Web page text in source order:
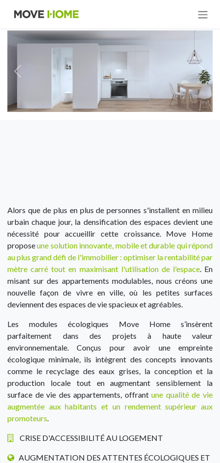
Alors que de plus en plus de personnes s'installent en milieu
urbain chaque jour, la densification des espaces devient une
nécessité pour accueillir cette croissance. Move Home
proposeune solution innovante, mobile et durable qui répond
au plus grand défi de l'immobilier : optimiser la rentabilité par
mètre carré tout en maximisant l'utilisation de l'espace. En
misant sur des appartements modulables, nous créons une
nouvelle façon de vivre en ville, où les petites surfaces
deviennent des espaces de vie spacieux et agréables.
Les modules écologiques Move Home s’insèrent
parfaitement dans des projets à haute valeur
environnementale. Conçus pour avoir une empreinte
écologique minimale, ils intègrent des concepts innovants
comme le recyclage des eaux grises, la conception et la
production locale tout en augmentant sensiblement la
surface de vie des appartements, offrantune qualité de vie
augmentée aux habitants et un rendement supérieur aux
promoteurs.
CRISE D'ACCESSIBILITÉ AU LOGEMENT
AUGMENTATION DES ATTENTES ÉCOLOGIQUES ET